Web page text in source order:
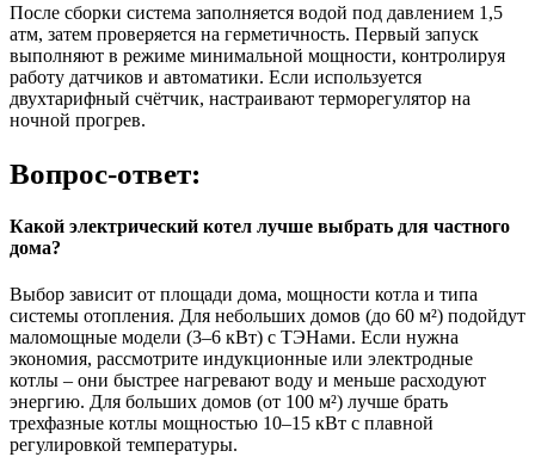
После сборки система заполняется водой под давлением 1,5
атм, затем проверяется на герметичность. Первый запуск
выполняют в режиме минимальной мощности, контролируя
работу датчиков и автоматики. Если используется
двухтарифный счётчик, настраивают терморегулятор на
ночной прогрев.
Вопрос-ответ:
Какой электрический котел лучше выбрать для частного
дома?
Выбор зависит от площади дома, мощности котла и типа
системы отопления. Для небольших домов (до 60 м²) подойдут
маломощные модели (3–6 кВт) с ТЭНами. Если нужна
экономия, рассмотрите индукционные или электродные
котлы – они быстрее нагревают воду и меньше расходуют
энергию. Для больших домов (от 100 м²) лучше брать
трехфазные котлы мощностью 10–15 кВт с плавной
регулировкой температуры.